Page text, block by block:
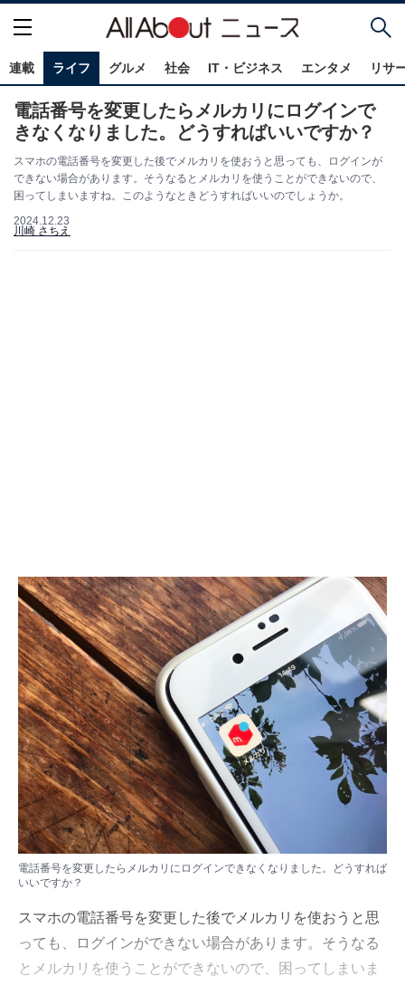
連載 ライフ グルメ 社会 IT・ビジネス エンタメ リサ
電話番号を変更したらメルカリにログインで
きなくなりました。どうすればいいですか？
スマホの電話番号を変更した後でメルカリを使おうと思っても、ログインが
できない場合があります。そうなるとメルカリを使うことができないので、
困ってしまいますね。このようなときどうすればいいのでしょうか。
2024.12.23
川崎 さちえ
電話番号を変更したらメルカリにログインできなくなりました。どうすれば
いいですか？
スマホの電話番号を変更した後でメルカリを使おうと思
っても、ログインができない場合があります。そうなる
とメルカリを使うことができないので、困ってしまいま